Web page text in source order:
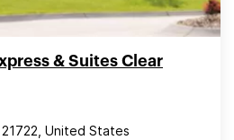
& Suites Clear
United States